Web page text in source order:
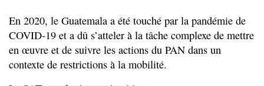
En 2020, le Guatemala a été touché par la pandémie de
COVID-19 et a dû s’atteler à la tâche complexe de mettre
en œuvre et de suivre les actions du PAN dans un
contexte de restrictions à la mobilité.